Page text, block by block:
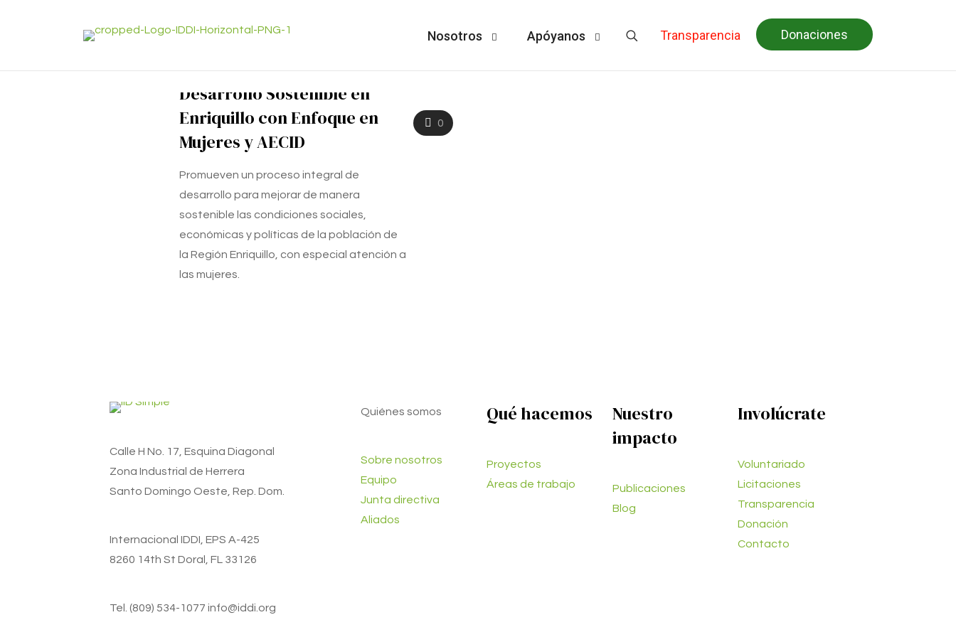
Nosotros Apóyanos Transparencia Donaciones
0
Desarrollo Sostenible en
Enriquillo con Enfoque en
Mujeres y AECID
Promueven un proceso integral de
desarrollo para mejorar de manera
sostenible las condiciones sociales,
económicas y políticas de la población de
la Región Enriquillo, con especial atención a
las mujeres.
Calle H No. 17, Esquina Diagonal
Zona Industrial de Herrera
Santo Domingo Oeste, Rep. Dom.
Internacional IDDI, EPS A-425
8260 14th St Doral, FL 33126
Tel. (809) 534-1077 info@iddi.org
Quiénes somos
Sobre nosotros
Equipo
Junta directiva
Aliados
Qué hacemos
Proyectos
Áreas de trabajo
Nuestro
impacto
Publicaciones
Blog
Involúcrate
Voluntariado
Licitaciones
Transparencia
Donación
Contacto